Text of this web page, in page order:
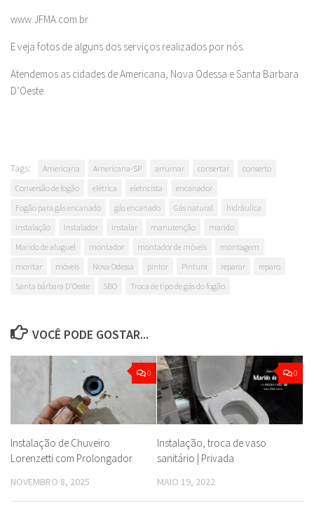
www.JFMA.com.br
E veja fotos de alguns dos serviços realizados por nós.
Atendemos as cidades de Americana, Nova Odessa e Santa Barbara
D’Oeste.
Tags: Americana Americana-SP arrumar consertar
conserto
Conversão de fogão
elétrica eletricista
encanador
Fogão para gás encanado
gás encanado Gás natural
hidráulica
instalação
Instalador instalar manutenção
marido
Marido de aluguel
montador montador de móveis
montagem
montar
móveis Nova Odessa pintor Pintura reparar
reparo
Santa bárbara D'Oeste
SBO Troca de tipo de gás do fogão
VOCÊ PODE GOSTAR...
0
Instalação de Chuveiro
Lorenzetti com Prolongador
NOVEMBRO 8, 2025
0
Instalação, troca de vaso
sanitário | Privada
MAIO 19, 2022